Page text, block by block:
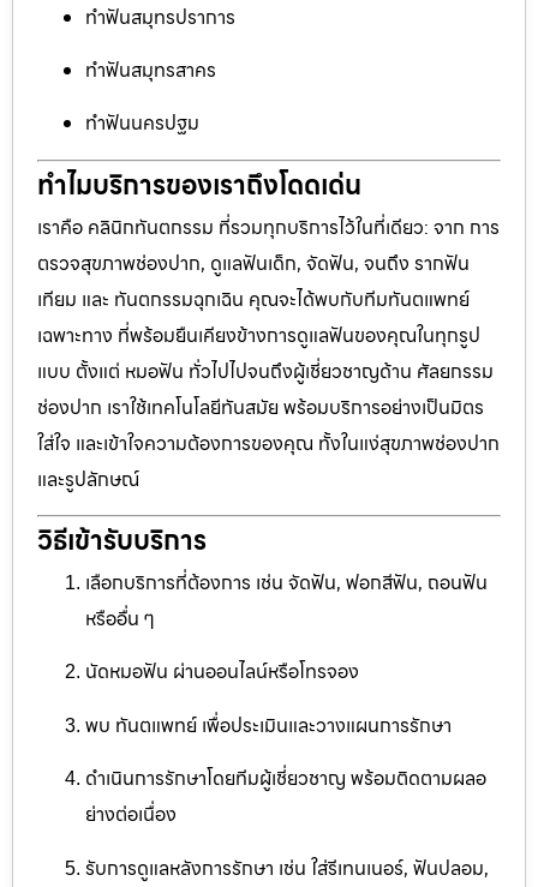
ทำฟันสมุทรปราการ
ทำฟันสมุทรสาคร
ทำฟันนครปฐม
ทำไมบริการของเราถึงโดดเด่น
เราคือ คลินิกทันตกรรม ที่รวมทุกบริการไว้ในที่เดียว: จาก การ
ตรวจสุขภาพช่องปาก, ดูแลฟันเด็ก, จัดฟัน, จนถึง รากฟัน
เทียม และ ทันตกรรมฉุกเฉิน คุณจะได้พบกับทีมทันตแพทย์
เฉพาะทาง ที่พร้อมยืนเคียงข้างการดูแลฟันของคุณในทุกรูป
แบบ ตั้งแต่ หมอฟัน ทั่วไปไปจนถึงผู้เชี่ยวชาญด้าน ศัลยกรรม
ช่องปาก เราใช้เทคโนโลยีทันสมัย พร้อมบริการอย่างเป็นมิตร
ใส่ใจ และเข้าใจความต้องการของคุณ ทั้งในแง่สุขภาพช่องปาก
และรูปลักษณ์
วิธีเข้ารับบริการ
เลือกบริการที่ต้องการ เช่น จัดฟัน, ฟอกสีฟัน, ถอนฟัน
หรืออื่น ๆ
นัดหมอฟัน ผ่านออนไลน์หรือโทรจอง
พบ ทันตแพทย์ เพื่อประเมินและวางแผนการรักษา
ดำเนินการรักษาโดยทีมผู้เชี่ยวชาญ พร้อมติดตามผลอ
ย่างต่อเนื่อง
รับการดูแลหลังการรักษา เช่น ใส่รีเทนเนอร์, ฟันปลอม,